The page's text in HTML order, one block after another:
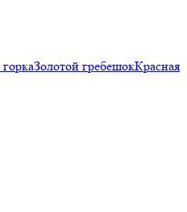
Золотой гребешокКрасная